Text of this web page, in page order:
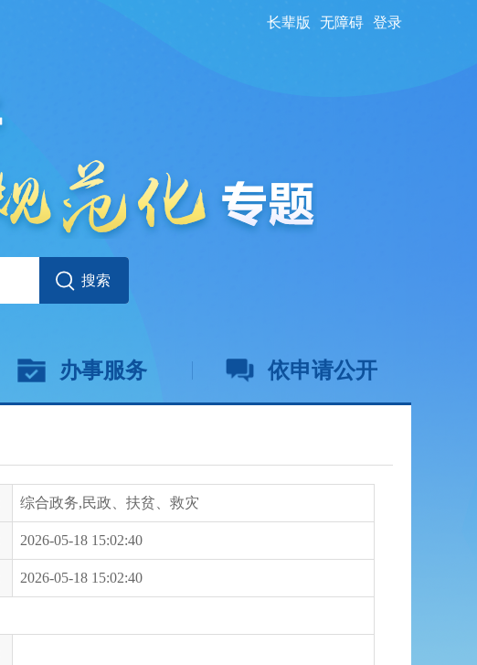
长辈版 无障碍 登录
办事服务 依申请公开
综合政务,民政、扶贫、救灾
2026-05-18 15:02:40
2026-05-18 15:02:40